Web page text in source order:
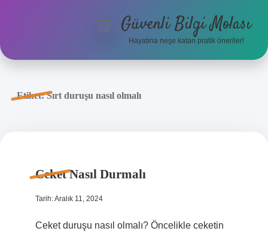
Anasayfa
menüyüGüvenli Bilgi Molası
Hayatına neşe katan pratik öneriler!
Etiket:Sırt duruşu nasıl olmalı
Ceket Nasıl Durmalı
Tarih: Aralık 11, 2024
Ceket duruşu nasıl olmalı? Öncelikle ceketin